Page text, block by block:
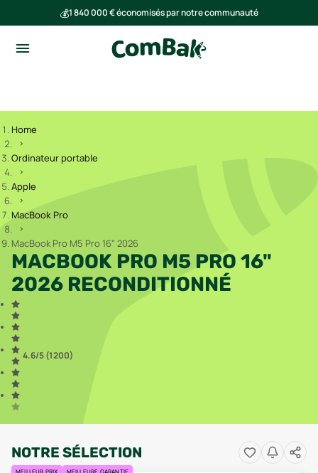
💰1 840 000 € économisés par notre communauté
Home
Ordinateur portable
Apple
MacBook Pro
MacBook Pro M5 Pro 16" 2026
MACBOOK PRO M5 PRO 16"
2026 RECONDITIONNÉ
4.6/5 (1 200)
NOTRE SÉLECTION
MEILLEUR PRIX MEILLEURE GARANTIE